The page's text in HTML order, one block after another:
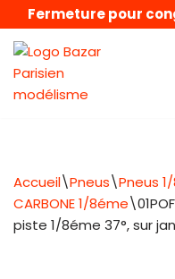
Aller
au
contenu
Fermeture pour
Accueil\Pneus\Pneus
CARBONE 1/8éme\
piste 1/8éme 37°, sur